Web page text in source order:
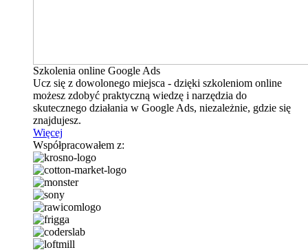
Szkolenia online Google Ads
Ucz się z dowolonego miejsca - dzięki szkoleniom online
możesz zdobyć praktyczną wiedzę i narzędzia do
skutecznego działania w Google Ads, niezależnie, gdzie się
znajdujesz.
Więcej
Współpracowałem z: